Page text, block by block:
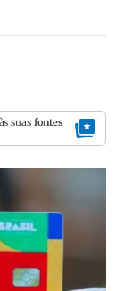
suas fontes